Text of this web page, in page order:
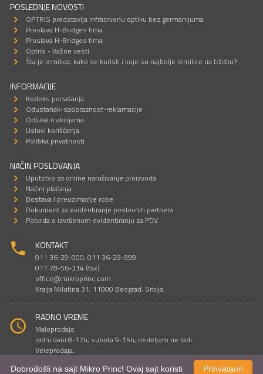
POSLEDNJE NOVOSTI
OPTRIS predstavlja infracrvenu optiku bez germanijuma
Proslava H-Bridges tima
Proslava H-Bridges tima
Optris - Važne vesti
Šta je lemilica, kako se koristi i koje su najbolje lemilice na tržištu?
INFORMACIJE
Kodeks ponašanja
Odustanak-saobraznost-reklamacije
Odluke o akcijama
Uslovi korišćenja
Politika privatnosti
NAČIN POSLOVANJA
Uputstvo za online naručivanje proizvoda
Načini plaćanja
Dostava I preuzimanje robe
Dokument za evidentiranje poslovnih partnera
Potvrda o izvršenom evidentiranju za PDV
KONTAKT
011 36-29-000; 011 36-29-999
011 78-56-314 (fax)
office@mikroprinc.com
Kralja Milutina 31, 11000 Beograd, Srbija
RADNO VREME
Maloprodaja:
radni dani 8-17h, subota 9-15h, nedeljom ne radi
Veleprodaja:
Prihvatam!
Dobrodošli na sajt Mikro Princ! Ovaj sajt koristi